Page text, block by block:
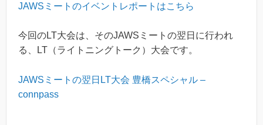
JAWSミートのイベントレポートはこちら
今回のLT大会は、そのJAWSミートの翌日に行われ
る、LT（ライトニングトーク）大会です。
JAWSミートの翌日LT大会 豊橋スペシャル –
connpass